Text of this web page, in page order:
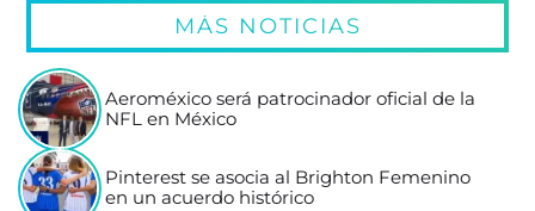
MÁS NOTICIAS
Aeroméxico será patrocinador oficial de la
NFL en México
Pinterest se asocia al Brighton Femenino
en un acuerdo histórico